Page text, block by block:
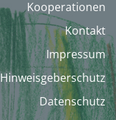
Kooperationen
Kontakt
Impressum
Hinweisgeberschutz
Datenschutz